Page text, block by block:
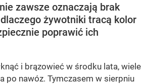
zawsze oznaczają brak
żywotniki tracą kolor
poprawić ich
i brązowieć w środku lata, wiele
po nawóz. Tymczasem w sierpniu